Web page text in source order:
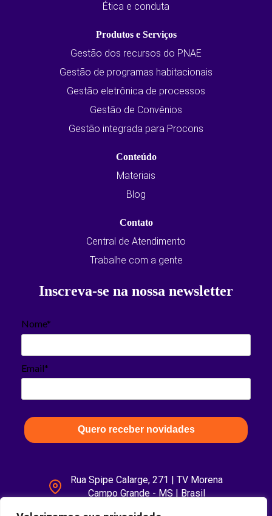
Ética e conduta
Produtos e Serviços
Gestão dos recursos do PNAE
Gestão de programas habitacionais
Gestão eletrônica de processos
Gestão de Convênios
Gestão integrada para Procons
Conteúdo
Materiais
Blog
Contato
Central de Atendimento
Trabalhe com a gente
Inscreva-se na nossa newsletter
Nome*
Email*
Quero receber novidades
Rua Spipe Calarge, 271 | TV Morena
Campo Grande - MS | Brasil